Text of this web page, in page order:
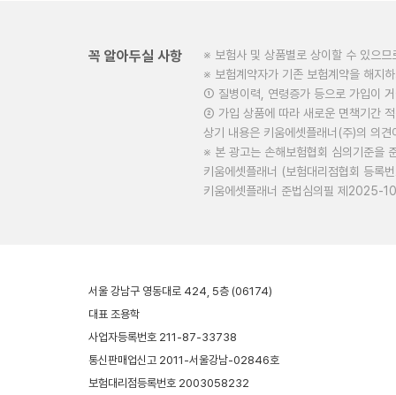
꼭 알아두실 사항
※ 보험사 및 상품별로 상이할 수 있으
※ 보험계약자가 기존 보험계약을 해지
① 질병이력, 연령증가 등으로 가입이
② 가입 상품에 따라 새로운 면책기간
상기 내용은 키움에셋플래너(주)의 의
※ 본 광고는 손해보험협회 심의기준을
키움에셋플래너 (보험대리점협회 등
키움에셋플래너 준법심의필 제
서울 강남구 영동대로 424, 5층 (06174)
대표 조용학
사업자등록번호 211-87-33738
통신판매업신고 2011-서울강남-02846호
보험대리점등록번호 2003058232